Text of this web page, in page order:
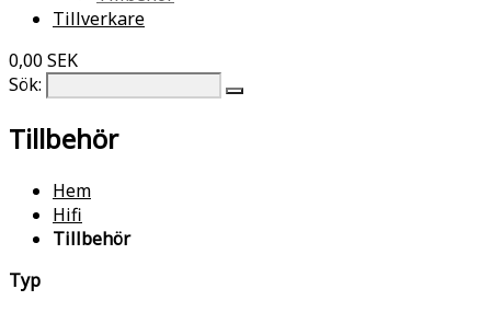
Tillverkare
0,00 SEK
Sök:
Tillbehör
Hem
Hifi
Tillbehör
Typ